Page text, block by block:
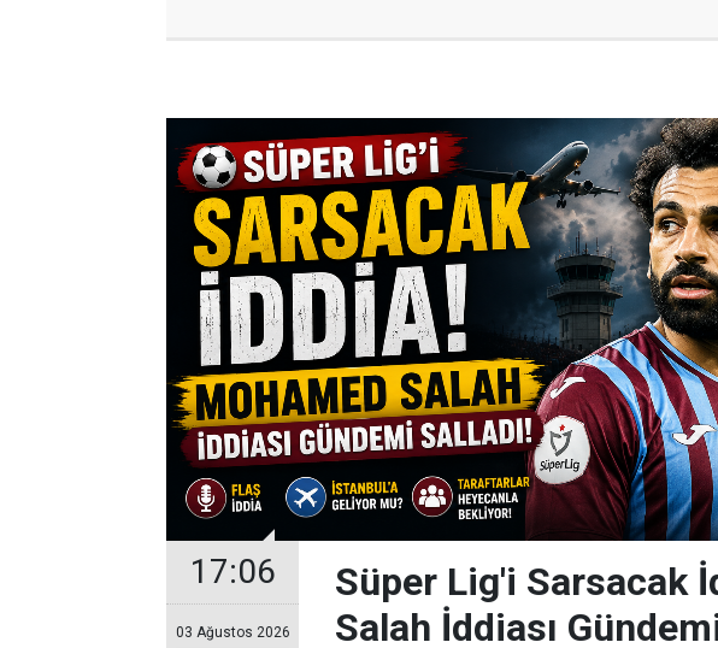
17:06
03 Ağustos 2026
Süper Lig'i Sarsacak
Salah İddiası